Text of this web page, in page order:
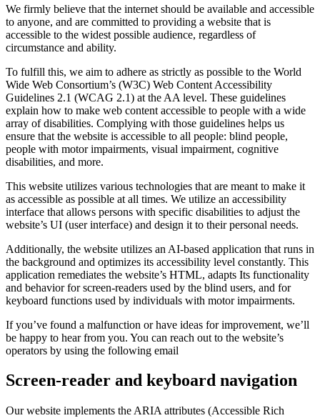
We firmly believe that the internet should be available and accessible
to anyone, and are committed to providing a website that is
accessible to the widest possible audience, regardless of
circumstance and ability.
To fulfill this, we aim to adhere as strictly as possible to the World
Wide Web Consortium’s (W3C) Web Content Accessibility
Guidelines 2.1 (WCAG 2.1) at the AA level. These guidelines
explain how to make web content accessible to people with a wide
array of disabilities. Complying with those guidelines helps us
ensure that the website is accessible to all people: blind people,
people with motor impairments, visual impairment, cognitive
disabilities, and more.
This website utilizes various technologies that are meant to make it
as accessible as possible at all times. We utilize an accessibility
interface that allows persons with specific disabilities to adjust the
website’s UI (user interface) and design it to their personal needs.
Additionally, the website utilizes an AI-based application that runs in
the background and optimizes its accessibility level constantly. This
application remediates the website’s HTML, adapts Its functionality
and behavior for screen-readers used by the blind users, and for
keyboard functions used by individuals with motor impairments.
If you’ve found a malfunction or have ideas for improvement, we’ll
be happy to hear from you. You can reach out to the website’s
operators by using the following email
Screen-reader and keyboard navigation
Our website implements the ARIA attributes (Accessible Rich